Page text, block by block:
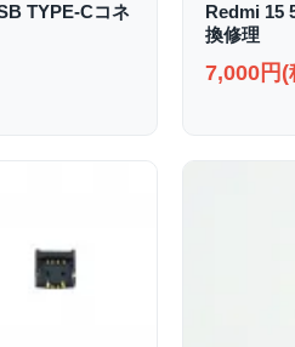
TYPE-Cコネ
Redmi 15
換修理
7,000円(